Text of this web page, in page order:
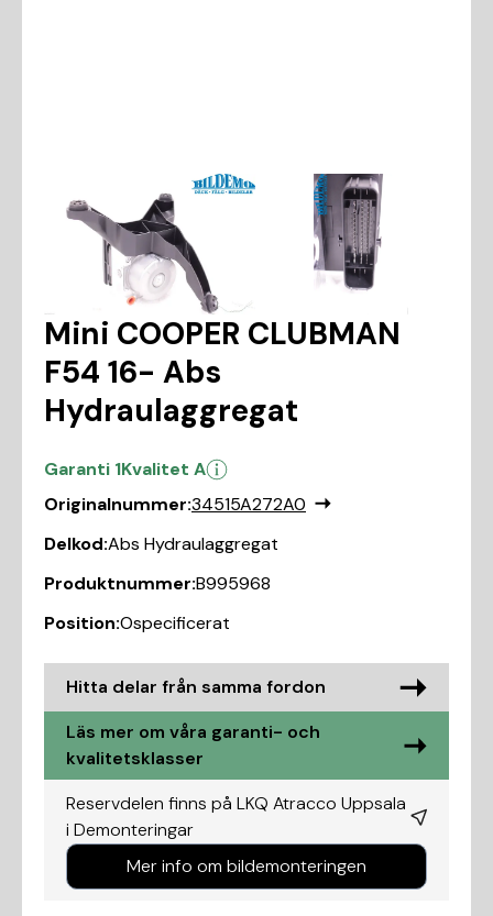
Mini COOPER CLUBMAN
F54 16- Abs
Hydraulaggregat
Garanti 1Kvalitet A
Originalnummer:34515A272A0
Delkod:Abs Hydraulaggregat
Produktnummer:B995968
Position:Ospecificerat
Hitta delar från samma fordon
Läs mer om våra garanti- och
kvalitetsklasser
Reservdelen finns på LKQ Atracco Uppsala
i Demonteringar
Mer info om bildemonteringen